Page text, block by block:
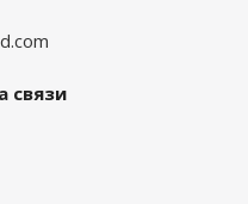
связи